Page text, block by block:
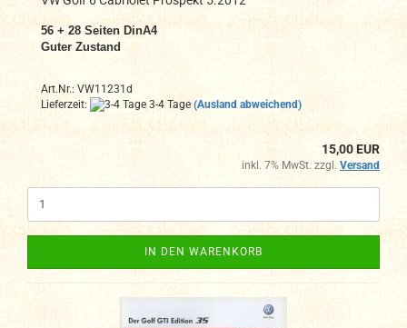
56 + 28 Seiten DinA4
Guter Zustand
Art.Nr.: VW11231d
Lieferzeit:
3-4 Tage (Ausland abweichend)
15,00 EUR
inkl. 7% MwSt. zzgl. Versand
IN DEN WARENKORB